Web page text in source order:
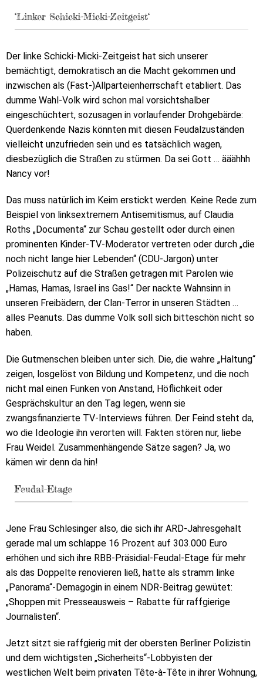
‘Linker Schicki-Micki-Zeitgeist‘
Der linke Schicki-Micki-Zeitgeist hat sich unserer
bemächtigt, demokratisch an die Macht gekommen und
inzwischen als (Fast-)Allparteienherrschaft etabliert. Das
dumme Wahl-Volk wird schon mal vorsichtshalber
eingeschüchtert, sozusagen in vorlaufender Drohgebärde:
Querdenkende Nazis könnten mit diesen Feudalzuständen
vielleicht unzufrieden sein und es tatsächlich wagen,
diesbezüglich die Straßen zu stürmen. Da sei Gott … ääähhh
Nancy vor!
Das muss natürlich im Keim erstickt werden. Keine Rede zum
Beispiel von linksextremem Antisemitismus, auf Claudia
Roths „Documenta“ zur Schau gestellt oder durch einen
prominenten Kinder-TV-Moderator vertreten oder durch „die
noch nicht lange hier Lebenden“ (CDU-Jargon) unter
Polizeischutz auf die Straßen getragen mit Parolen wie
„Hamas, Hamas, Israel ins Gas!“ Der nackte Wahnsinn in
unseren Freibädern, der Clan-Terror in unseren Städten …
alles Peanuts. Das dumme Volk soll sich bitteschön nicht so
haben.
Die Gutmenschen bleiben unter sich. Die, die wahre „Haltung“
zeigen, losgelöst von Bildung und Kompetenz, und die noch
nicht mal einen Funken von Anstand, Höflichkeit oder
Gesprächskultur an den Tag legen, wenn sie
zwangsfinanzierte TV-Interviews führen. Der Feind steht da,
wo die Ideologie ihn verorten will. Fakten stören nur, liebe
Frau Weidel. Zusammenhängende Sätze sagen? Ja, wo
kämen wir denn da hin!
Feudal-Etage
Jene Frau Schlesinger also, die sich ihr ARD-Jahresgehalt
gerade mal um schlappe 16 Prozent auf 303.000 Euro
erhöhen und sich ihre RBB-Präsidial-Feudal-Etage für mehr
als das Doppelte renovieren ließ, hatte als stramm linke
„Panorama“-Demagogin in einem NDR-Beitrag gewütet:
„Shoppen mit Presseausweis – Rabatte für raffgierige
Journalisten“.
Jetzt sitzt sie raffgierig mit der obersten Berliner Polizistin
und dem wichtigsten „Sicherheits“-Lobbyisten der
westlichen Welt beim privaten Tête-à-Tête in ihrer Wohnung,